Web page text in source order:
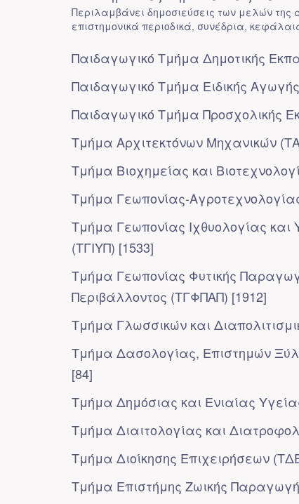
Περιλαμβάνει δημοσιεύσεις των μελών της
επιστημονικά περιοδικά, συνέδρια,
Παιδαγωγικό Τμήμα Δημοτικής
Παιδαγωγικό Τμήμα Ειδικής
Παιδαγωγικό Τμήμα Προσχολικής
Τμήμα Αρχιτεκτόνων Μηχανικών
Τμήμα Βιοχημείας και
Τμήμα Γεωπονίας-
Τμήμα Γεωπονίας Ιχθυολογίας και
(ΤΓΙΥΠ) [1533]
Τμήμα Γεωπονίας Φυτικής
Περιβάλλοντος (ΤΓΦΠΑΠ) [1912]
Τμήμα Γλωσσικών και
Τμήμα Δασολογίας, Επιστημών
[84]
Τμήμα Δημόσιας και Ενιαίας
Τμήμα Διαιτολογίας και
Τμήμα Διοίκησης Επιχειρήσεων
Τμήμα Επιστήμης Ζωικής